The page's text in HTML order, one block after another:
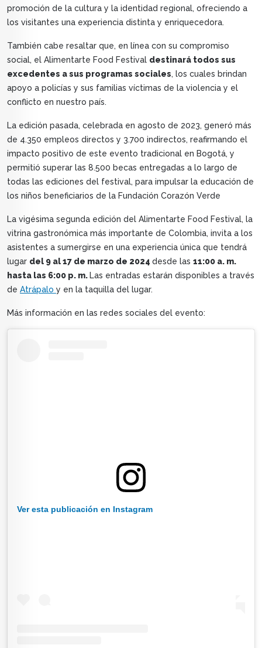
promoción de la cultura y la identidad regional, ofreciendo a
los visitantes una experiencia distinta y enriquecedora.
También cabe resaltar que, en línea con su compromiso
social, el Alimentarte Food Festival destinará todos sus
excedentes a sus programas sociales, los cuales brindan
apoyo a policías y sus familias víctimas de la violencia y el
conflicto en nuestro país.
La edición pasada, celebrada en agosto de 2023, generó más
de 4.350 empleos directos y 3.700 indirectos, reafirmando el
impacto positivo de este evento tradicional en Bogotá, y
permitió superar las 8.500 becas entregadas a lo largo de
todas las ediciones del festival, para impulsar la educación de
los niños beneficiarios de la Fundación Corazón Verde
La vigésima segunda edición del Alimentarte Food Festival, la
vitrina gastronómica más importante de Colombia, invita a los
asistentes a sumergirse en una experiencia única que tendrá
lugar del 9 al 17 de marzo de 2024 desde las 11:00 a. m.
hasta las 6:00 p. m. Las entradas estarán disponibles a través
de Atrápalo y en la taquilla del lugar.
Más información en las redes sociales del evento:
Ver esta publicación en Instagram